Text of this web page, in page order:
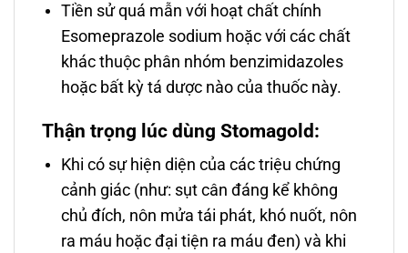
Tiền sử quá mẫn với hoạt chất chính
Esomeprazole sodium hoặc với các chất
khác thuộc phân nhóm benzimidazoles
hoặc bất kỳ tá dược nào của thuốc này.
Thận trọng lúc dùng Stomagold:
Khi có sự hiện diện của các triệu chứng
cảnh giác (như: sụt cân đáng kể không
chủ đích, nôn mửa tái phát, khó nuốt, nôn
ra máu hoặc đại tiện ra máu đen) và khi